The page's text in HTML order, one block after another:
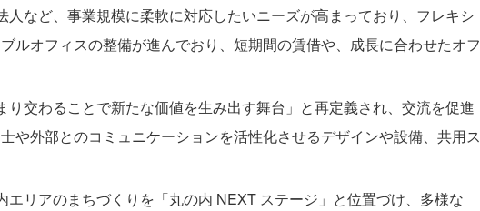
など、事業規模に柔軟に対応したいニーズが高まっており、フレキシ
ルオフィスの整備が進んでおり、短期間の賃借や、成長に合わせたオフ
り交わることで新たな価値を生み出す舞台」と再定義され、交流を促進
外部とのコミュニケーションを活性化させるデザインや設備、共用ス
リアのまちづくりを「丸の内 NEXT ステージ」と位置づけ、多様な